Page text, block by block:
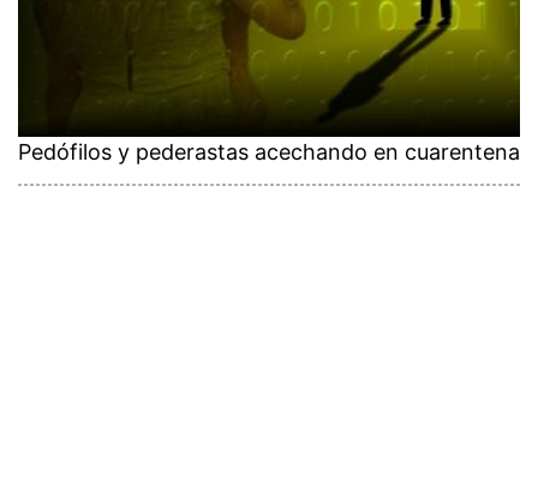
Pedófilos y pederastas acechando en cuarentena